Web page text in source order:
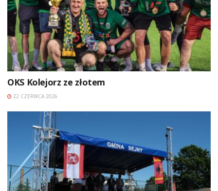
OKS Kolejorz ze złotem
22 CZERWCA 2026